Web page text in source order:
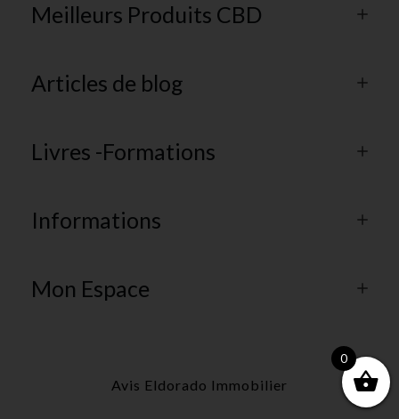
Meilleurs Produits CBD
Articles de blog
Livres -Formations
Informations
Mon Espace
Avis Eldorado Immobilier
0